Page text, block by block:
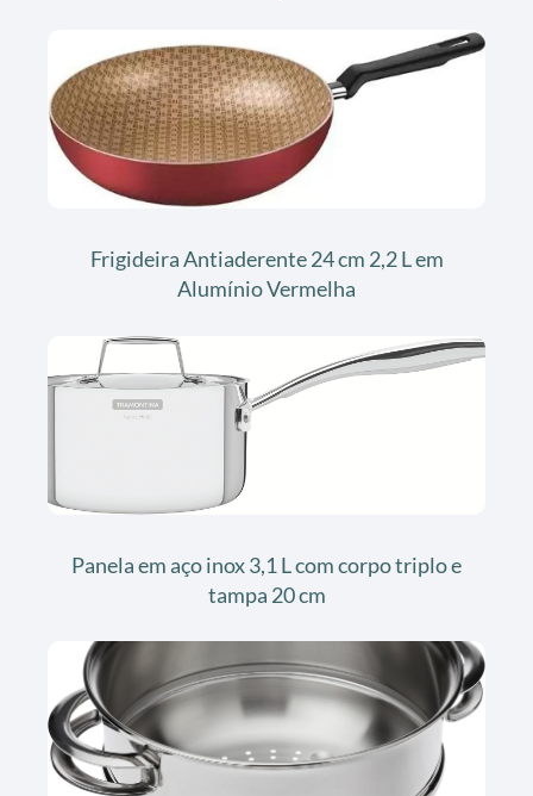
Frigideira Antiaderente 24 cm 2,2 L em
Alumínio Vermelha
Panela em aço inox 3,1 L com corpo triplo e
tampa 20 cm